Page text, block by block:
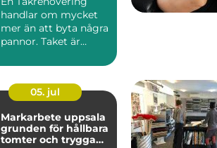
handlar om mycket
mer än att byta några
pannor. Taket är
skydd mo...
05. jul
Markarbete uppsala
grunden för hållbara
tomter och trygga